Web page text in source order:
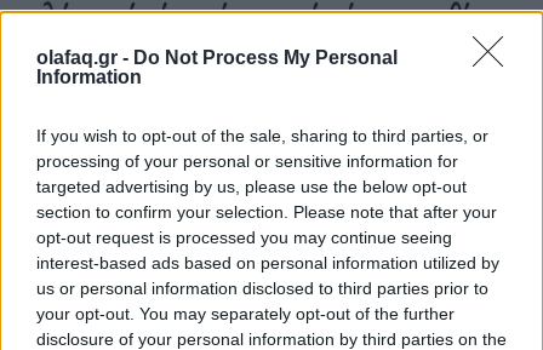
olafaq.gr - Do Not Process My Personal
Information
If you wish to opt-out of the sale, sharing to third parties, or
processing of your personal or sensitive information for
targeted advertising by us, please use the below opt-out
section to confirm your selection. Please note that after your
opt-out request is processed you may continue seeing
interest-based ads based on personal information utilized by
us or personal information disclosed to third parties prior to
your opt-out. You may separately opt-out of the further
disclosure of your personal information by third parties on the
ρολόγια μία ώρα πίσω γιατί… έτσι συνηθίσαμε
16.10.25
ξαναζήσουμε το πιο παράλογο ευρωπαϊκό ραντεβού με τον
χρόνο: θα γυρίσουμε τα ρολόγια μας πίσω μία ώρα, για να
"εξοικονομήσουμε ενέργεια".